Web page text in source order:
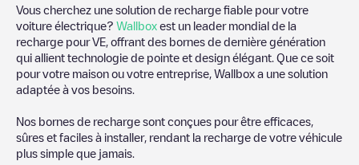
Vous cherchez une solution de recharge fiable pour votre
voiture électrique? Wallbox est un leader mondial de la
recharge pour VE, offrant des bornes de dernière génération
qui allient technologie de pointe et design élégant. Que ce soit
pour votre maison ou votre entreprise, Wallbox a une solution
adaptée à vos besoins.
Nos bornes de recharge sont conçues pour être efficaces,
sûres et faciles à installer, rendant la recharge de votre véhicule
plus simple que jamais.